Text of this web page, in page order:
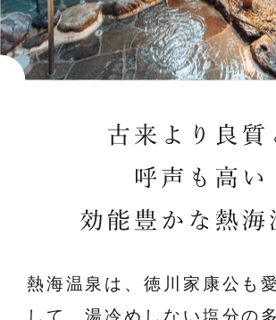
熱海温泉は、徳川家康公も
して、湯冷めしない塩分の